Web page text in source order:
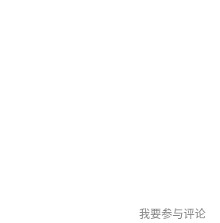
我要参与评论